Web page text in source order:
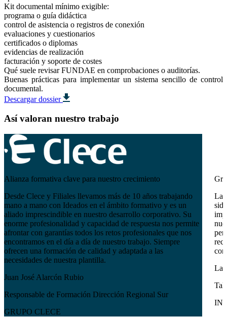
Kit documental mínimo exigible:
programa o guía didáctica
control de asistencia o registros de conexión
evaluaciones y cuestionarios
certificados o diplomas
evidencias de realización
facturación y soporte de costes
Qué suele revisar FUNDAE en comprobaciones o auditorías.
Buenas prácticas para implementar un sistema sencillo de control
documental.
Descargar dossier
Así valoran nuestro trabajo
Alianza formativa clave para nuestro crecimiento
Desde Clece y Filiales llevamos más de 10 años trabajando
mano a mano con Ideados en el ámbito formativo y es un
aliado imprescindible en nuestro desarrollo corporativo. Su
enorme profesionalidad y capacidad de respuesta nos permite
afrontar con garantías todos los retos profesionales que nos
encontramos en el día a día de nuestro trabajo. Siempre
ofrecen una formación de calidad y adaptada a las
necesidades de nuestra plantilla.
Juan José Alarcón Rubio
Responsable de Formación Dirección Regional Sur
GRUPO CLECE
La